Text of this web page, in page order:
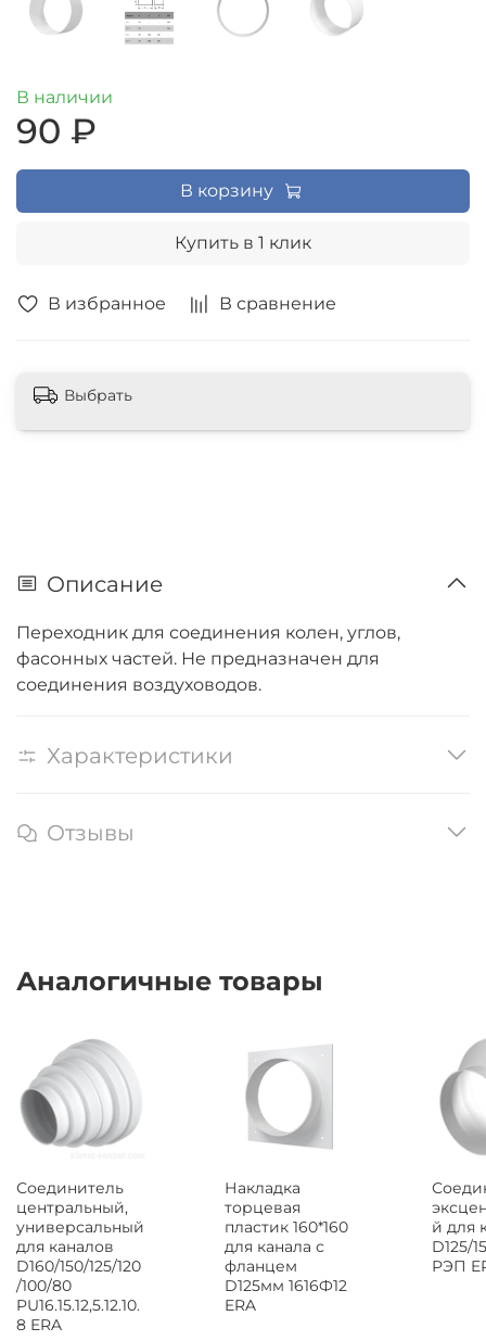
В избранное В сравнение
В наличии
90 ₽
В корзину
Купить в 1 клик
Выбрать
Описание
Переходник для соединения колен, углов,
фасонных частей. Не предназначен для
соединения воздуховодов.
Характеристики
Отзывы
Аналогичные товары
Соединитель
центральный,
универсальный
для каналов
D160/150/125/120
/100/80
PU16.15.12,5.12.10.
8 ERA
Накладка
торцевая
пластик 160*160
для канала с
фланцем
D125мм 1616Ф12
ERA
й для
D125/
РЭП